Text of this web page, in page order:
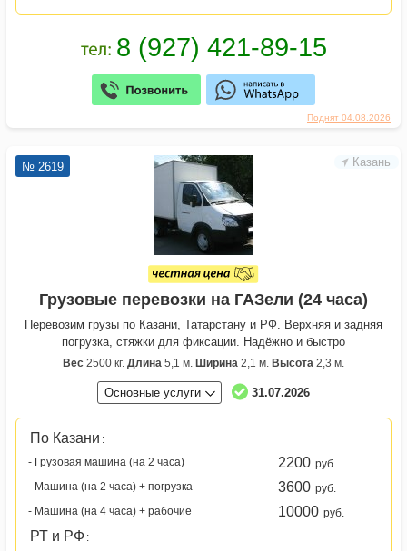
Поднят 04.08.2026
Казань
№ 2619
Грузовые перевозки на ГАЗели (24 часа)
Перевозим грузы по Казани, Татарстану и РФ. Верхняя и задняя
погрузка, стяжки для фиксации. Надёжно и быстро
Вес 2500 кг. Длина 5,1 м. Ширина 2,1 м. Высота 2,3 м.
Основные услуги 31.07.2026
По Казани :
- Грузовая машина (на 2 часа)
2200 руб.
- Машина (на 2 часа) + погрузка
3600 руб.
- Машина (на 4 часа) + рабочие
10000 руб.
РТ и РФ :